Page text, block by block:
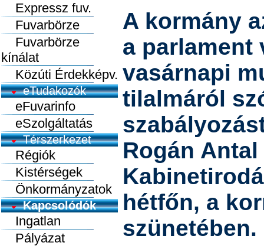
Expressz fuv.
Fuvarbörze
Fuvarbörze
kínálat
Közúti Érdekképv.
eTudakozók
eFuvarinfo
eSzolgáltatás
Térszerkezet
Régiók
Kistérségek
Önkormányzatok
Kapcsolódók
Ingatlan
Pályázat
A kormány
a parlament
vasárnapi
tilalmáról
Rogán
hétfőn, a
szünetében.